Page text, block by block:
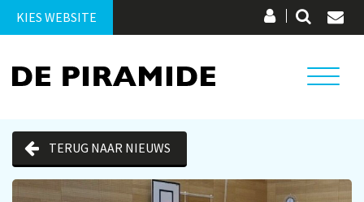
KIES WEBSITE
TERUG NAAR NIEUWS